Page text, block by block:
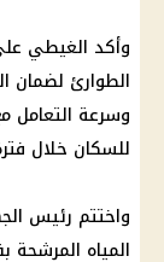
وأكد الغيطي
الطوارئ لضمان
وسرعة
للسكان خلال
واختتم رئيس